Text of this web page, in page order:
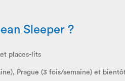
Sleeper ?
places-lits
Prague (3 fois/semaine) et